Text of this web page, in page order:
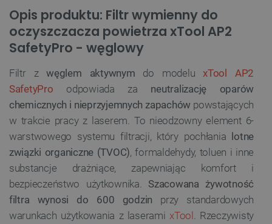
Opis produktu: Filtr wymienny do
oczyszczacza powietrza xTool AP2
SafetyPro - węglowy
Filtr zwęglem aktywnym do modeluxTool AP2
SafetyPro odpowiada za neutralizację oparów
chemicznych i nieprzyjemnych zapachów powstających
w trakcie pracy z laserem. To nieodzowny element 6-
warstwowego systemu filtracji, który pochłania
lotne
związki organiczne (TVOC), formaldehydy, toluen i inne
substancje drażniące, zapewniając komfort i
bezpieczeństwo użytkownika. Szacowana żywotność
filtra wynosi do 600 godzin przy standardowych
warunkach użytkowania z laseramixTool . Rzeczywisty